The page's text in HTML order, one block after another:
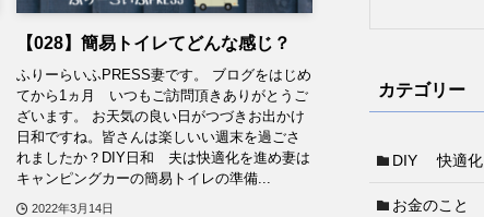
【028】簡易トイレてどんな感じ？
ふりーらいふPRESS妻です。 ブログをはじめ
てから1ヵ月 いつもご訪問頂きありがとうご
ざいます。 お天気の良い日がつづきお出かけ
日和ですね。皆さんは楽しいい週末を過ごさ
れましたか？DIY日和 夫は快適化を進め妻は
キャンピングカーの簡易トイレの準備...
2022年3月14日
カテゴリー
DIY 快適化
お金のこと